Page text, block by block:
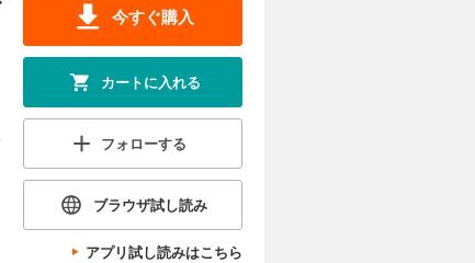
今すぐ購入
カートに入れる
フォローする
ブラウザ試し読み
アプリ試し読みはこちら